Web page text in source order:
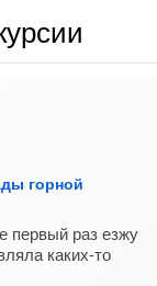
горной
первый раз езжу
каких-то